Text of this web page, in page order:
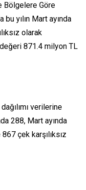
Bölgelere Göre
bu yılın Mart ayında
olarak
871.4 milyon TL
verilerine
288, Mart ayında
çek karşılıksız